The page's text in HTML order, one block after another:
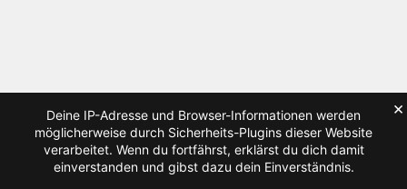
Deine IP-Adresse und Browser-Informationen werden
möglicherweise durch Sicherheits-Plugins dieser Website
verarbeitet. Wenn du fortfährst, erklärst du dich damit
einverstanden und gibst dazu dein Einverständnis.
×